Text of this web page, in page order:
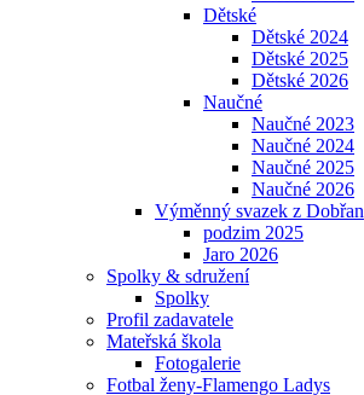
Dětské
Dětské 2024
Dětské 2025
Dětské 2026
Naučné
Naučné 2023
Naučné 2024
Naučné 2025
Naučné 2026
Výměnný svazek z Dobřan
podzim 2025
Jaro 2026
Spolky & sdružení
Spolky
Profil zadavatele
Mateřská škola
Fotogalerie
Fotbal ženy-Flamengo Ladys